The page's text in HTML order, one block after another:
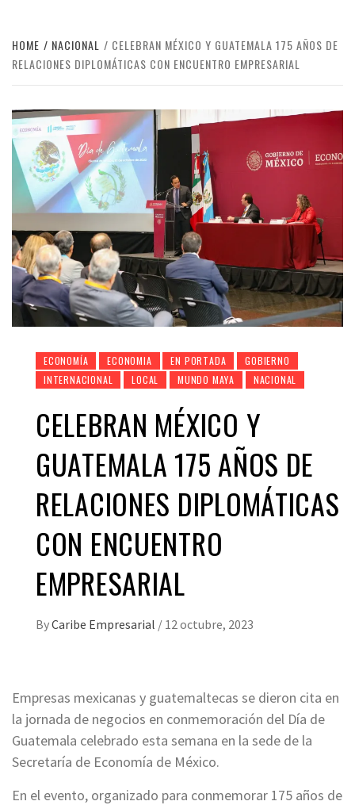
HOME NACIONAL
CELEBRAN MÉXICO Y GUATEMALA 175 AÑOS DE
RELACIONES DIPLOMÁTICAS CON ENCUENTRO EMPRESARIAL
ECONOMÍA ECONOMIA EN PORTADA
GOBIERNO
INTERNACIONAL
LOCAL MUNDO MAYA NACIONAL
CELEBRAN MÉXICO Y
GUATEMALA 175 AÑOS DE
RELACIONES DIPLOMÁTICAS
CON ENCUENTRO
EMPRESARIAL
ByCaribe Empresarial / 12 octubre, 2023
Empresas mexicanas y guatemaltecas se dieron cita en
la jornada de negocios en conmemoración del Día de
Guatemala celebrado esta semana en la sede de la
Secretaría de Economía de México.
En el evento, organizado para conmemorar 175 años de